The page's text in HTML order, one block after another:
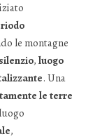
le montagne
, luogo
. Una
le terre
,